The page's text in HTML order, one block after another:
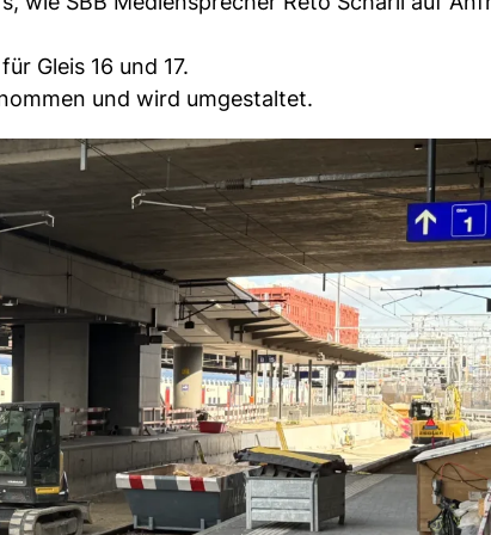
Gleis 16 und 17.
und wird umgestaltet.